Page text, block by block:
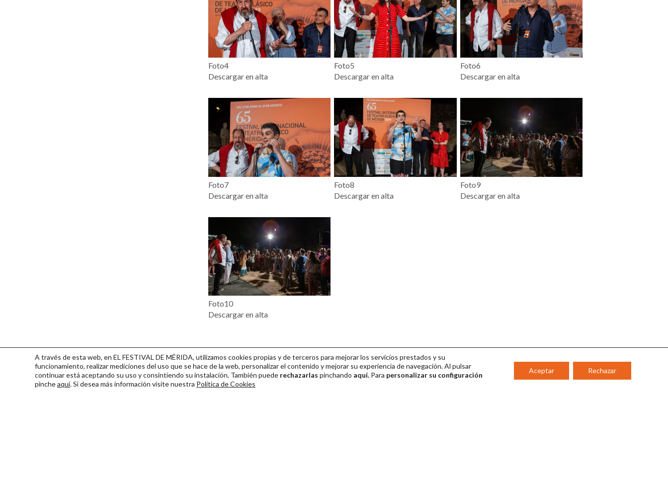
Foto4
Descargar en alta
Foto5
Descargar en alta
Foto6
Descargar en alta
Foto7
Descargar en alta
Foto8
Descargar en alta
Foto9
Descargar en alta
Foto10
Descargar en alta
A través de esta web, en EL FESTIVAL DE MÉRIDA, utilizamos cookies propias y de terceros para mejorar los servicios prestados y su
funcionamiento, realizar mediciones del uso que se hace de la web, personalizar el contenido y mejorar su experiencia de navegación. Al pulsar
continuarestá aceptando su uso y consintiendo su instalación. También puede rechazarlas pinchando aquí. Para personalizar su configuración
pincheaquí. Si desea más información visite nuestra Política de Cookies
Aceptar Rechazar